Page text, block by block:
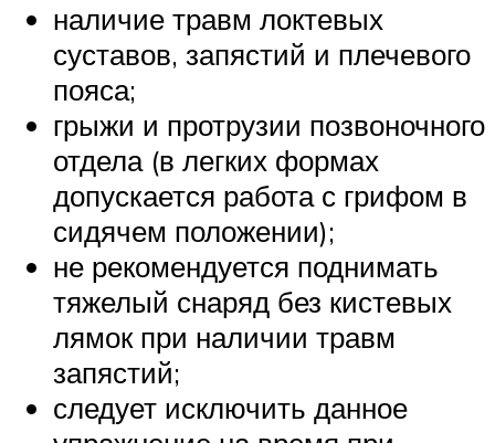
наличие травм локтевых
суставов, запястий и плечевого
пояса;
грыжи и протрузии позвоночного
отдела (в легких формах
допускается работа с грифом в
сидячем положении);
не рекомендуется поднимать
тяжелый снаряд без кистевых
лямок при наличии травм
запястий;
следует исключить данное